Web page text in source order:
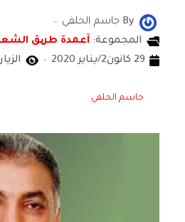
By جاسم الحلفي
المجموعة: آعمدة طریق
29 كانون2/يناير 2020
جاسم الحلفي